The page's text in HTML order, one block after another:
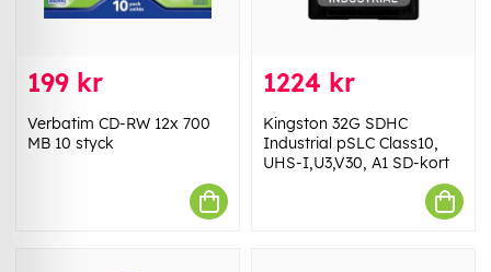
199 kr
Verbatim CD-RW 12x 700
MB 10 styck
1224 kr
Kingston 32G SDHC
Industrial pSLC Class10,
UHS-I,U3,V30, A1 SD-kort